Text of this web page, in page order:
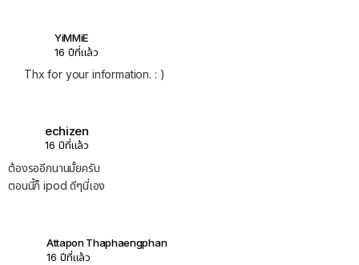
YiMMiE
16 ปีที่แล้ว
Thx for your information. : )
echizen
16 ปีที่แล้ว
ต้องรออีกนานมั้ยครับ
ตอนนี้ก็ ipod ดีๆนี่เอง
Attapon Thaphaengphan
16 ปีที่แล้ว